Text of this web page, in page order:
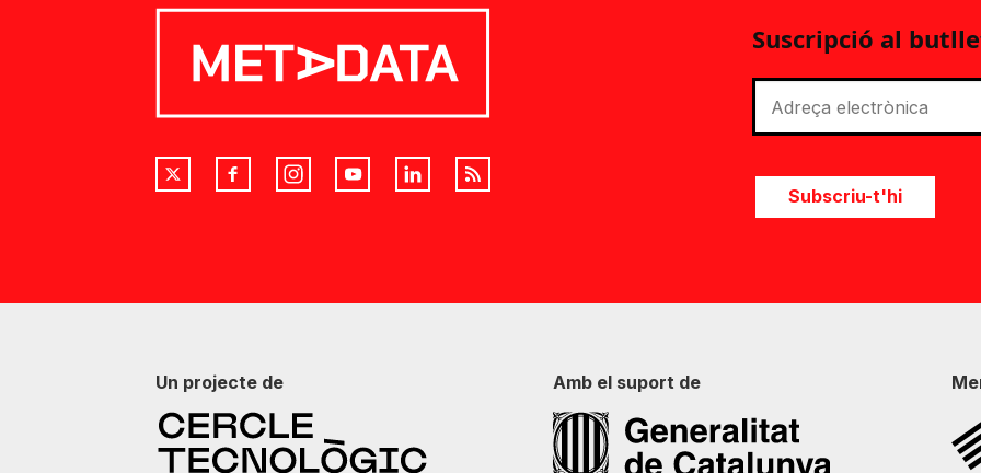
Suscripció al
Subscriu-t'hi
Un projecte de Amb el suport de